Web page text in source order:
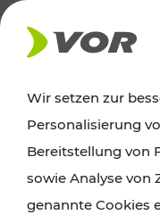
AKTUELLES
Wien,
Wir setzen zur
Personalisierung
Bereitstellung von
sowie Analyse von
genannte Cookies